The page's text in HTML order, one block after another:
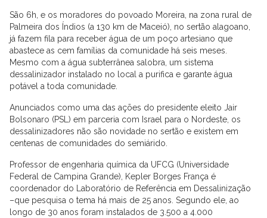
São 6h, e os moradores do povoado Moreira, na zona rural de
Palmeira dos Índios (a 130 km de Maceió), no sertão alagoano,
já fazem fila para receber água de um poço artesiano que
abastece as cem famílias da comunidade há seis meses.
Mesmo com a água subterrânea salobra, um sistema
dessalinizador instalado no local a purifica e garante água
potável a toda comunidade.
Anunciados como uma das ações do presidente eleito Jair
Bolsonaro (PSL) em parceria com Israel para o Nordeste, os
dessalinizadores não são novidade no sertão e existem em
centenas de comunidades do semiárido.
Professor de engenharia química da UFCG (Universidade
Federal de Campina Grande), Kepler Borges França é
coordenador do Laboratório de Referência em Dessalinização
–que pesquisa o tema há mais de 25 anos. Segundo ele, ao
longo de 30 anos foram instalados de 3.500 a 4.000